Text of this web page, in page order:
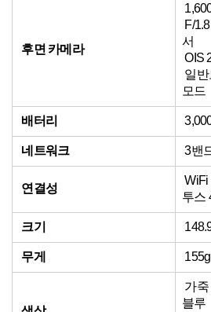
후면 카메라
F/
서
OIS
일
모드
배터리
네트워크 3밴
연결성
WiFi
투스
크기
무게 155g
가죽
블루